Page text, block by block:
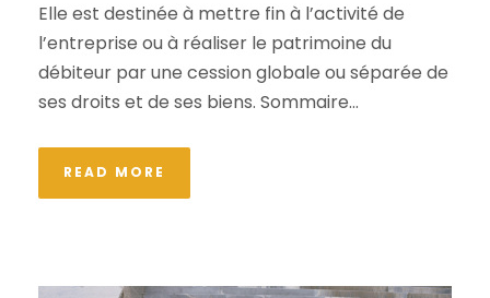
Elle est destinée à mettre fin à l’activité de
l’entreprise ou à réaliser le patrimoine du
débiteur par une cession globale ou séparée de
ses droits et de ses biens. Sommaire...
READ MORE